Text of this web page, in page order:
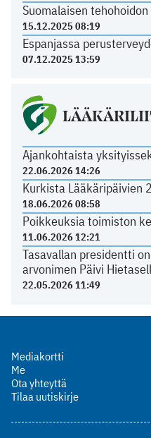
Suomalaisen
15.12.2025 08:19
Espanjassa
07.12.2025 13:59
Ajankohtaista
22.06.2026 14:26
Kurkista Lääkäripäivien
18.06.2026 08:58
Poikkeuksia toimiston
11.06.2026 12:21
Tasavallan presidentti
arvonimen Päivi
22.05.2026 11:49
Mediakortti
Me
Ota yhteyttä
Tilaa uutiskirje